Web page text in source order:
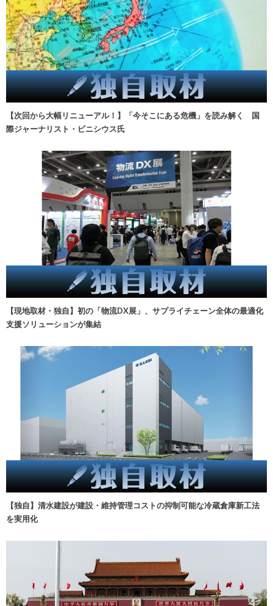
【次回から大幅リニューアル！】「今そこにある危機」を読み解く 国
際ジャーナリスト・ビニシウス氏
【現地取材・独自】初の「物流DX展」、サプライチェーン全体の最適化
支援ソリューションが集結
【独自】清水建設が建設・維持管理コストの抑制可能な冷蔵倉庫新工法
を実用化